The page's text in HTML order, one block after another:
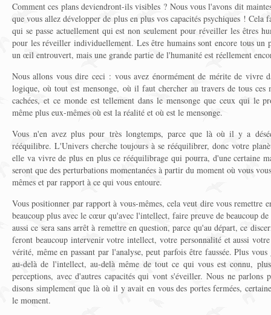
Comment ces plans deviendront-ils visibles ? Nous vous l'avons dit
que vous allez développer de plus en plus vos capacités psychiques !
qui se passe actuellement qui est non seulement pour réveiller les êtres
pour les réveiller individuellement. Les être humains sont encore tous un
un œil entrouvert, mais une grande partie de l'humanité est réellement
Nous allons vous dire ceci : vous avez énormément de mérite de vivre
logique, où tout est mensonge, où il faut chercher au travers de tous ces
cachées, et ce monde est tellement dans le mensonge que ceux qui le
même plus eux-mêmes où est la réalité et où est le mensonge.
Vous n'en avez plus pour très longtemps, parce que là où il y a
rééquilibre. L'Univers cherche toujours à se rééquilibrer, donc votre
elle va vivre de plus en plus ce rééquilibrage qui pourra, d'une certaine
seront que des perturbations momentanées à partir du moment où vous
mêmes et par rapport à ce qui vous entoure.
Vous positionner par rapport à vous-mêmes, cela veut dire vous remettre
beaucoup plus avec le cœur qu'avec l'intellect, faire preuve de beaucoup
aussi ce sera sans arrêt à remettre en question, parce qu'au départ, ce
feront beaucoup intervenir votre intellect, votre personnalité et aussi
vérité, même en passant par l'analyse, peut parfois être faussée. Plus
au-delà de l'intellect, au-delà même de tout ce qui vous est connu,
perceptions, avec d'autres capacités qui vont s'éveiller. Nous ne parlons
disons simplement que là où il y avait en vous des portes fermées,
le moment.